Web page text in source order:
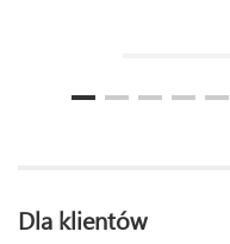
Dla klientów